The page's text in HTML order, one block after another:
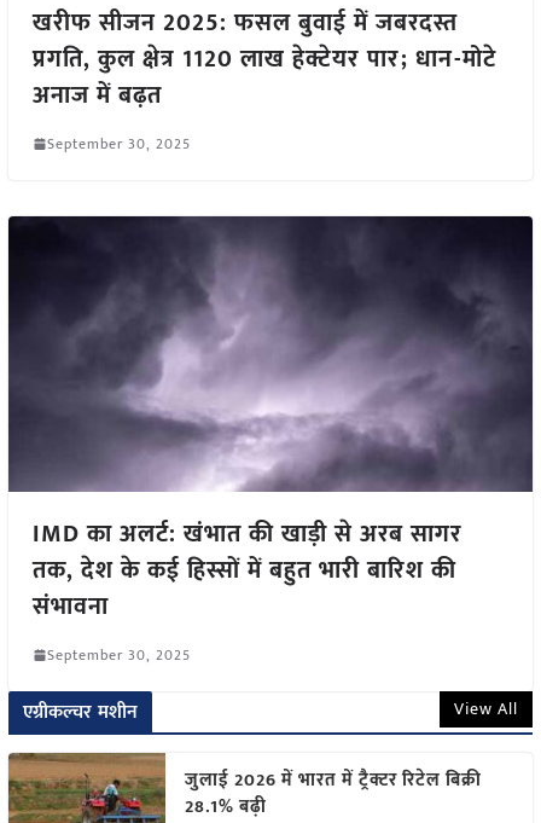
खरीफ सीजन 2025: फसल बुवाई में जबरदस्त
प्रगति, कुल क्षेत्र 1120 लाख हेक्टेयर पार; धान-मोटे
अनाज में बढ़त
September 30, 2025
IMD का अलर्ट: खंभात की खाड़ी से अरब सागर
तक, देश के कई हिस्सों में बहुत भारी बारिश की
संभावना
September 30, 2025
एग्रीकल्चर मशीन View All
जुलाई 2026 में भारत में ट्रैक्टर रिटेल बिक्री
28.1% बढ़ी